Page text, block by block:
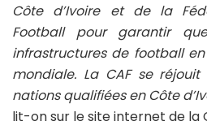
Côte d’Ivoire et de la
Football pour garantir
infrastructures de football
mondiale. La CAF se
nations qualifiées en Côte
lit-on sur le site internet de la